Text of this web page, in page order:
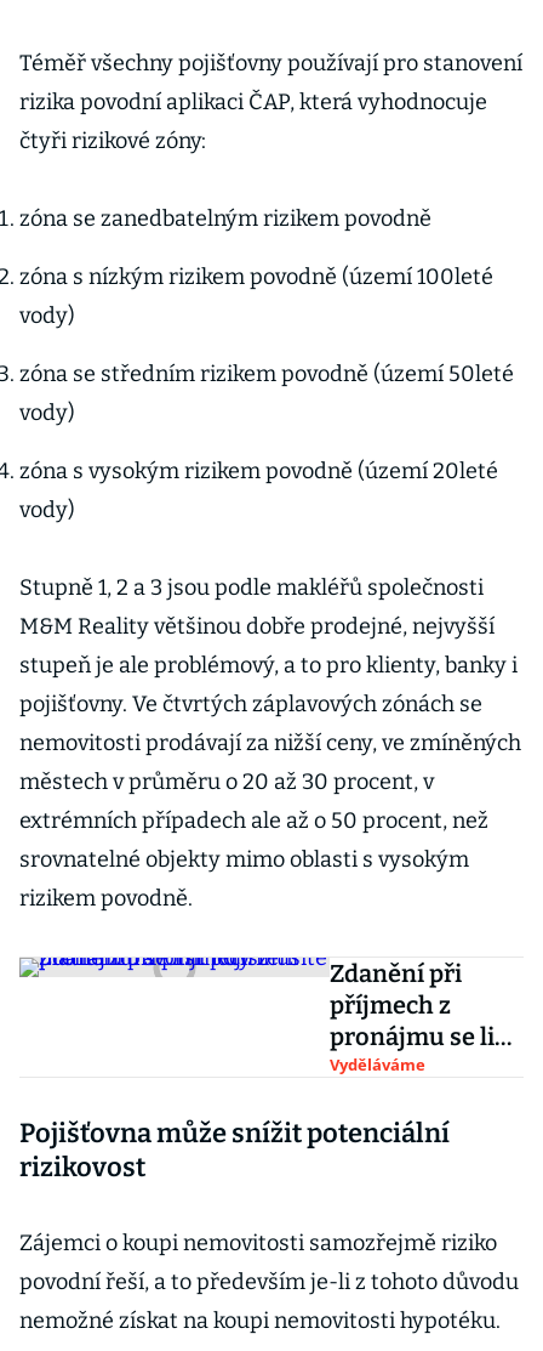
Téměř všechny pojišťovny používají pro stanovení
rizika povodní aplikaci ČAP, která vyhodnocuje
čtyři rizikové zóny:
zóna se zanedbatelným rizikem povodně
zóna s nízkým rizikem povodně (území 100leté
vody)
zóna se středním rizikem povodně (území 50leté
vody)
zóna s vysokým rizikem povodně (území 20leté
vody)
Stupně 1, 2 a 3 jsou podle makléřů společnosti
M&M Reality většinou dobře prodejné, nejvyšší
stupeň je ale problémový, a to pro klienty, banky i
pojišťovny. Ve čtvrtých záplavových zónách se
nemovitosti prodávají za nižší ceny, ve zmíněných
městech v průměru o 20 až 30 procent, v
extrémních případech ale až o 50 procent, než
srovnatelné objekty mimo oblasti s vysokým
rizikem povodně.
Zdanění při
příjmech z
pronájmu se liší:
Kdy musíte
pojištění
Vyděláváme
Pojišťovna může snížit potenciální
rizikovost
Zájemci o koupi nemovitosti samozřejmě riziko
povodní řeší, a to především je-li z tohoto důvodu
nemožné získat na koupi nemovitosti hypotéku.